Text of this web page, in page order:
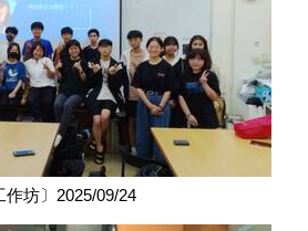
作坊〕2025/09/24